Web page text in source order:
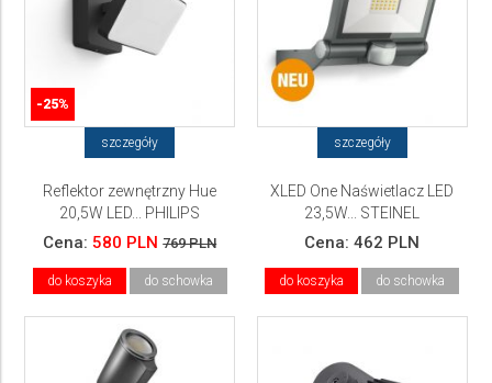
-25%
szczegóły
Reflektor zewnętrzny Hue
20,5W LED... PHILIPS
Cena:580 PLN 769 PLN
do koszyka do schowka
szczegóły
XLED One Naświetlacz LED
23,5W... STEINEL
Cena:462 PLN
do koszyka do schowka